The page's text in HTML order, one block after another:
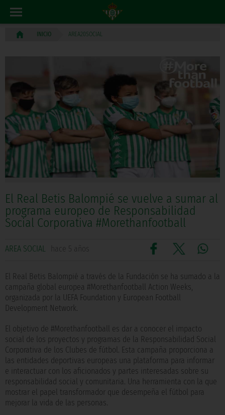
INICIO AREA20SOCIAL
El Real Betis Balompié se vuelve a sumar al
programa europeo de Responsabilidad
Social Corporativa #Morethanfootball
AREA SOCIAL hace 5 años
El Real Betis Balompié a través de la Fundación se ha sumado a la
campaña global europea #Morethanfootball Action Weeks,
organizada por la UEFA Foundation y European Football
Development Network.
El objetivo de #Morethanfootball es dar a conocer el impacto
social de los proyectos y programas de la Responsabilidad Social
Corporativa de los Clubes de fútbol. Esta campaña proporciona a
las entidades deportivas europeas una plataforma para informar
e interactuar con los aficionados y partes interesadas sobre su
responsabilidad social y comunitaria. Una herramienta con la que
mostrar el papel transformador que desempeña el fútbol para
mejorar la vida de las personas.